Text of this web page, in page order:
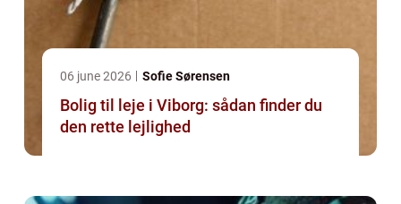
06 june 2026 Sofie Sørensen
Bolig til leje i Viborg: sådan finder du
den rette lejlighed